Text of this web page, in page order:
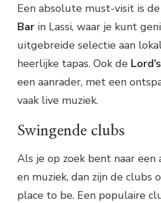
Een absolute must-visit is de
Bar in Lassi, waar je kunt
uitgebreide selectie aan
heerlijke tapas. Ook de
een aanrader, met een
vaak live muziek.
Swingende clubs
Als je op zoek bent naar een
en muziek, dan zijn de clubs
place to be. Een populaire